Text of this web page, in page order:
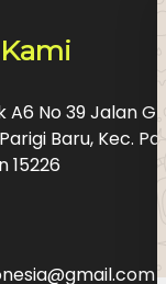
No 39 Jalan
Baru, Kec.
15226